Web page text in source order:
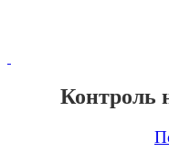
Контроль